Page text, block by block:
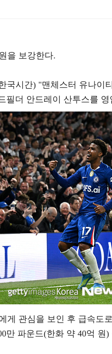
을 보강한다.
국시간) "맨체스터 유나이
필더 안드레이 산투스를
게 관심을 보인 후 급속도
만 파운드(한화 약 40억 원